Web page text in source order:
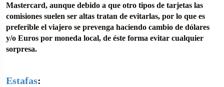
Mastercard, aunque debido a que otro tipos de tarjetas las
comisiones suelen ser altas tratan de evitarlas, por lo que es
preferible el viajero se prevenga haciendo cambio de dólares
y/o Euros por moneda local, de éste forma evitar cualquier
sorpresa.
Estafas: